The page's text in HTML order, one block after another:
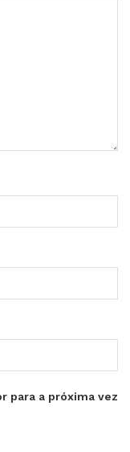
para a próxima vez